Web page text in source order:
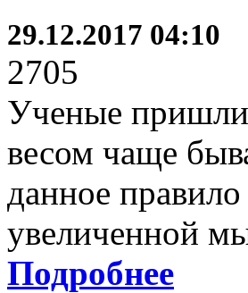
29.12.2017 04:10
2705
Ученые
весом чаще
данное
увеличенной
Подробнее